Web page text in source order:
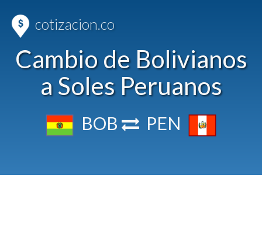
cotizacion.co
Cambio de Bolivianos
a Soles Peruanos
BOB PEN